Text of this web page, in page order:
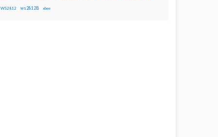
WS2812 ws2812B xbee